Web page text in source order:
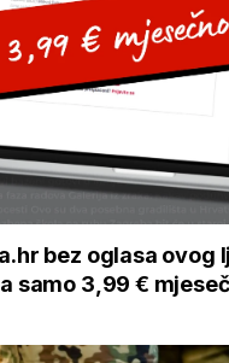
bez oglasa ovog
samo 3,99 €